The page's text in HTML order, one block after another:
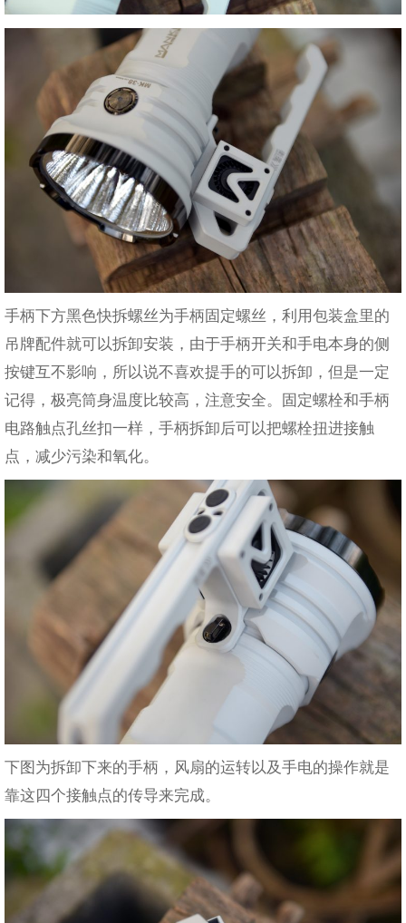
手柄下方黑色快拆螺丝为手柄固定螺丝，利用包装盒里的
吊牌配件就可以拆卸安装，由于手柄开关和手电本身的侧
按键互不影响，所以说不喜欢提手的可以拆卸，但是一定
记得，极亮筒身温度比较高，注意安全。固定螺栓和手柄
电路触点孔丝扣一样，手柄拆卸后可以把螺栓扭进接触
点，减少污染和氧化。
下图为拆卸下来的手柄，风扇的运转以及手电的操作就是
靠这四个接触点的传导来完成。